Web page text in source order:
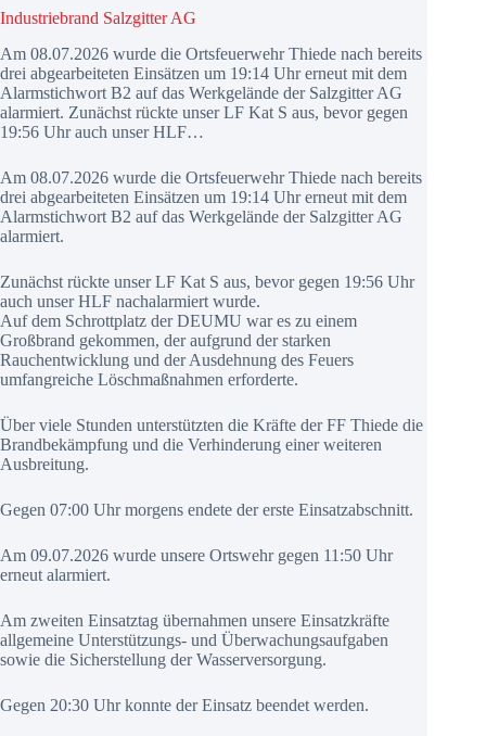
Industriebrand Salzgitter AG
Am 08.07.2026 wurde die Ortsfeuerwehr Thiede nach bereits
drei abgearbeiteten Einsätzen um 19:14 Uhr erneut mit dem
Alarmstichwort B2 auf das Werkgelände der Salzgitter AG
alarmiert. Zunächst rückte unser LF Kat S aus, bevor gegen
19:56 Uhr auch unser HLF…
Am 08.07.2026 wurde die Ortsfeuerwehr Thiede nach bereits
drei abgearbeiteten Einsätzen um 19:14 Uhr erneut mit dem
Alarmstichwort B2 auf das Werkgelände der Salzgitter AG
alarmiert.
Zunächst rückte unser LF Kat S aus, bevor gegen 19:56 Uhr
auch unser HLF nachalarmiert wurde.
Auf dem Schrottplatz der DEUMU war es zu einem
Großbrand gekommen, der aufgrund der starken
Rauchentwicklung und der Ausdehnung des Feuers
umfangreiche Löschmaßnahmen erforderte.
Über viele Stunden unterstützten die Kräfte der FF Thiede die
Brandbekämpfung und die Verhinderung einer weiteren
Ausbreitung.
Gegen 07:00 Uhr morgens endete der erste Einsatzabschnitt.
Am 09.07.2026 wurde unsere Ortswehr gegen 11:50 Uhr
erneut alarmiert.
Am zweiten Einsatztag übernahmen unsere Einsatzkräfte
allgemeine Unterstützungs- und Überwachungsaufgaben
sowie die Sicherstellung der Wasserversorgung.
Gegen 20:30 Uhr konnte der Einsatz beendet werden.